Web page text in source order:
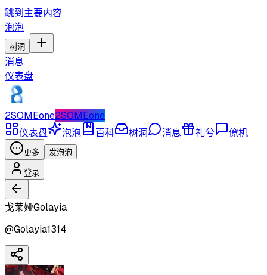
跳到主要内容
泡泡
树洞
消息
仪表盘
2SOMEone2SOMEone
仪表盘
泡泡 百科 树洞 消息 礼兮 僚机
更多 发泡泡
登录
戈莱娅Golayia
@Golayia1314